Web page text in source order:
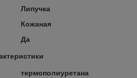
Липучка
Кожаная
Да
термополиуретана